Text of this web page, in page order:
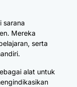
sarana
Mereka
serta
alat untuk